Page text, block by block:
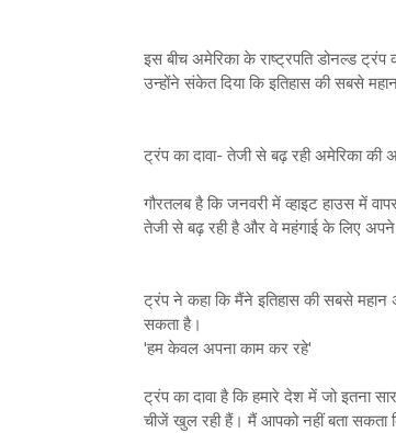
इस बीच अमेरिका के राष्ट्रपति डोनल्ड
उन्होंने संकेत दिया कि इतिहास की सबसे
ट्रंप का दावा- तेजी से बढ़ रही अमेरिका की
गौरतलब है कि जनवरी में व्हाइट हाउस में
तेजी से बढ़ रही है और वे महंगाई के लिए अपने
ट्रंप ने कहा कि मैंने इतिहास की सबसे महान
सकता है।
'हम केवल अपना काम कर रहे'
ट्रंप का दावा है कि हमारे देश में जो इतना
चीजें खुल रही हैं। मैं आपको नहीं बता सकता